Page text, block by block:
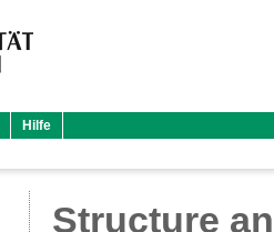
Hilfe
Structure